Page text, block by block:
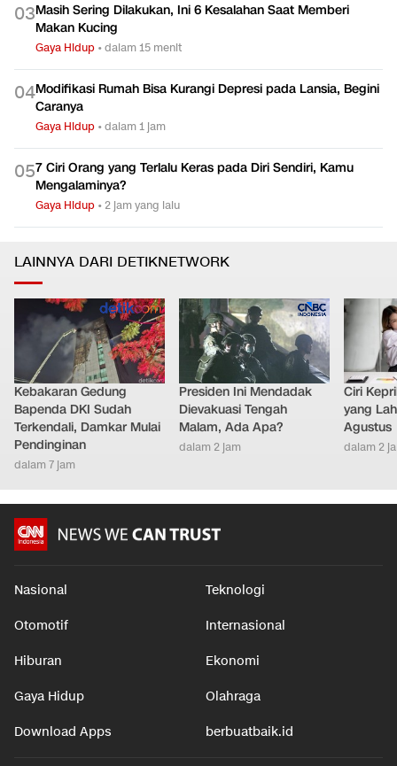
03Masih Sering Dilakukan, Ini 6 Kesalahan Saat Memberi
Makan Kucing
Gaya Hidup •dalam 15 menit
04Modifikasi Rumah Bisa Kurangi Depresi pada Lansia, Begini
Caranya
Gaya Hidup •dalam 1 jam
057 Ciri Orang yang Terlalu Keras pada Diri Sendiri, Kamu
Mengalaminya?
Gaya Hidup •2 jam yang lalu
LAINNYA DARI DETIKNETWORK
Kebakaran Gedung
Bapenda DKI Sudah
Terkendali, Damkar Mulai
Pendinginan
dalam 7 jam
Presiden Ini Mendadak
Dievakuasi Tengah
Malam, Ada Apa?
dalam 2 jam
Ciri
yang
Agustus
dalam 2
Nasional Teknologi
Otomotif Internasional
Hiburan Ekonomi
Gaya Hidup Olahraga
Download Apps berbuatbaik.id